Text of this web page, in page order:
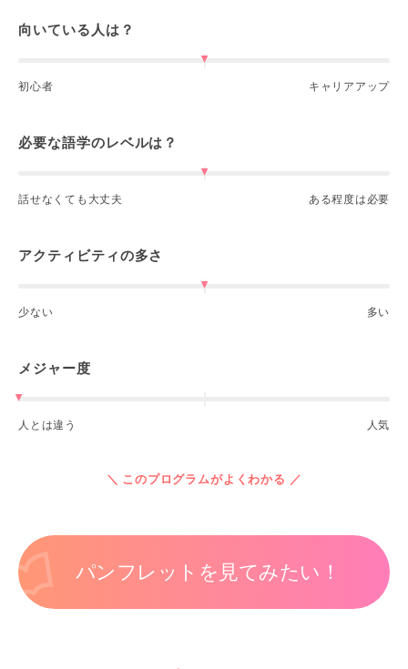
向いている人は？
初心者 キャリアアップ
必要な語学のレベルは？
話せなくても大丈夫 ある程度は必要
アクティビティの多さ
少ない 多い
メジャー度
人とは違う 人気
＼ このプログラムがよくわかる ／
パンフレットを見てみたい！